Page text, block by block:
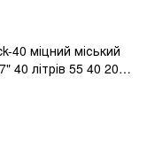
40 міцний міський
40 літрів 55 40 20